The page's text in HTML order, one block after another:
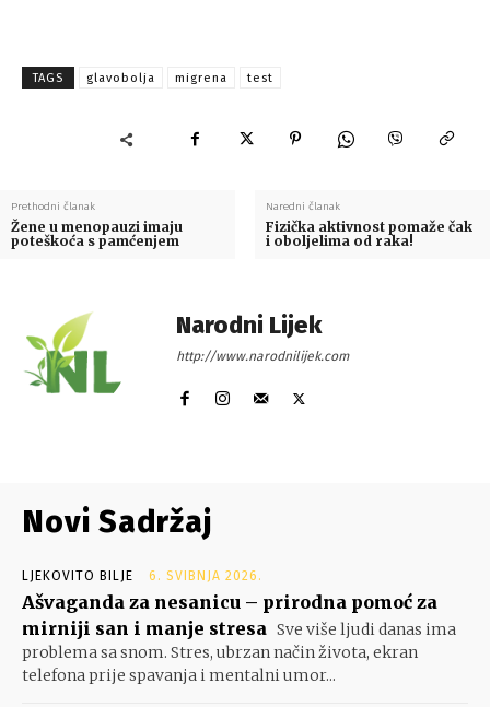
TAGS glavobolja migrena test
Prethodni članak
Žene u menopauzi imaju
poteškoća s pamćenjem
Naredni članak
Fizička aktivnost pomaže čak
i oboljelima od raka!
Narodni Lijek
http://www.narodnilijek.com
Novi Sadržaj
LJEKOVITO BILJE 6. SVIBNJA 2026.
Ašvaganda za nesanicu – prirodna pomoć za
mirniji san i manje stresa Sve više ljudi danas ima
problema sa snom. Stres, ubrzan način života, ekran
telefona prije spavanja i mentalni umor...